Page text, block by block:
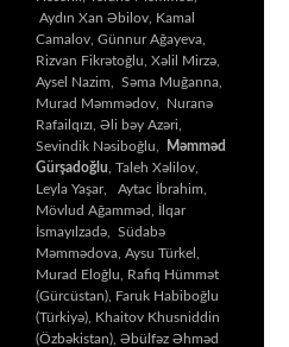
Aydın Xan Əbilov, Kamal
Camalov, Günnur Ağayeva,
Rizvan Fikrətoğlu, Xəlil Mirzə,
Aysel Nazim, Səma Muğanna,
Murad Məmmədov, Nuranə
Rafailqızı, Əli bəy Azəri,
Sevindik Nəsiboğlu,
Məmməd
Gürşadoğlu , Taleh Xəlilov,
Leyla Yaşar, Aytac İbrahim,
Mövlud Ağamməd, İlqar
İsmayılzadə, Südabə
Məmmədova, Aysu Türkel,
Murad Eloğlu, Rafiq Hümmət
(Gürcüstan), Faruk Habiboğlu
(Türkiyə), Khaitov Khusniddin
(Özbəkistan), Əbülfəz Əhməd